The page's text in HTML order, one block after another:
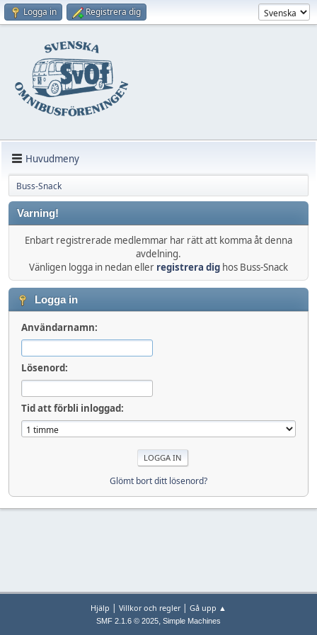
Logga in Registrera dig
Huvudmeny
Buss-Snack
Varning!
Enbart registrerade medlemmar har rätt att komma åt denna
avdelning.
Vänligen logga in nedan eller registrera dig hos Buss-Snack
Logga in
Användarnamn:
Lösenord:
Tid att förbli inloggad:
Glömt bort ditt lösenord?
Hjälp | Villkor och regler| Gå upp ▲
SMF 2.1.6 © 2025, Simple Machines